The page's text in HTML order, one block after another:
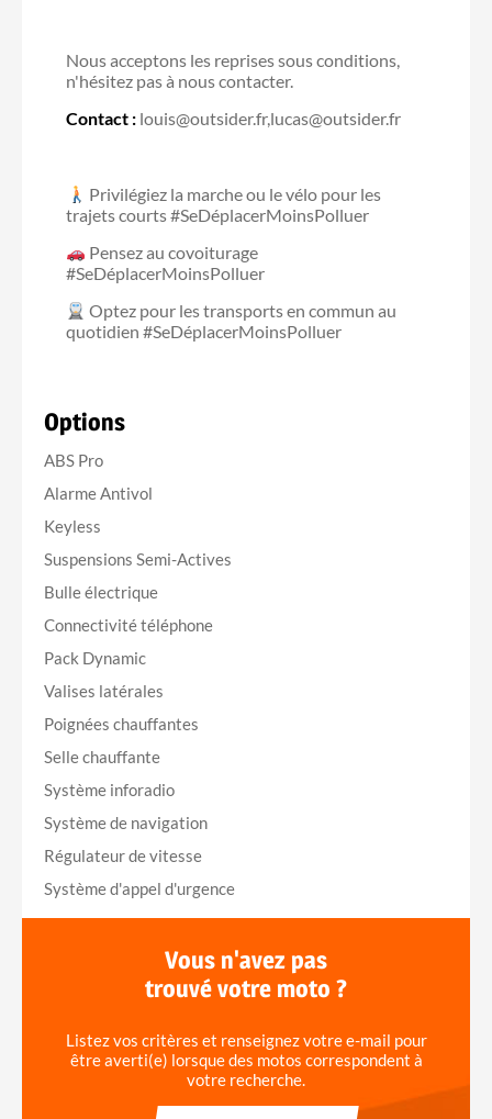
Nous acceptons les reprises sous conditions,
n'hésitez pas à nous contacter.
Contact : louis@outsider.fr,lucas@outsider.fr
Privilégiez la marche ou le vélo pour les
trajets courts #SeDéplacerMoinsPolluer
Pensez au covoiturage
#SeDéplacerMoinsPolluer
Optez pour les transports en commun au
quotidien #SeDéplacerMoinsPolluer
Options
ABS Pro
Alarme Antivol
Keyless
Suspensions Semi-Actives
Bulle électrique
Connectivité téléphone
Pack Dynamic
Valises latérales
Poignées chauffantes
Selle chauffante
Système inforadio
Système de navigation
Régulateur de vitesse
Système d'appel d'urgence
Vous n'avez pas
trouvé votre moto ?
Listez vos critères et renseignez votre e-mail pour
être averti(e) lorsque des motos correspondent à
votre recherche.